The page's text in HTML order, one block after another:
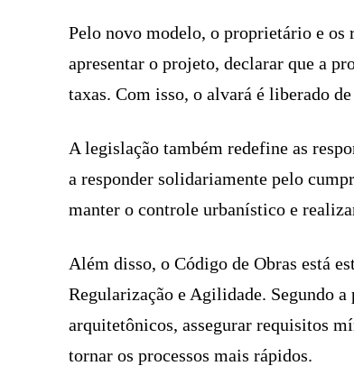
Pelo novo modelo, o proprietário e os
apresentar o projeto, declarar que a
taxas. Com isso, o alvará é liberado
A legislação também redefine as
a responder solidariamente pelo
manter o controle urbanístico e
Além disso, o Código de Obras está
Regularização e Agilidade. Segundo
arquitetônicos, assegurar requisitos
tornar os processos mais rápidos.